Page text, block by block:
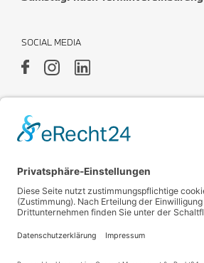
SOCIAL MEDIA
Impressum
Datenschutz
Rechtlicher Hinweis